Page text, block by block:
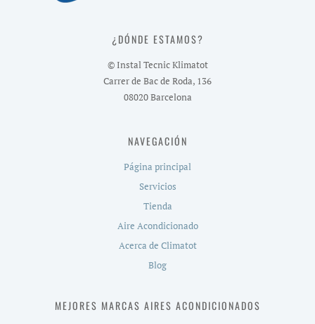
¿DÓNDE ESTAMOS?
© Instal Tecnic Klimatot
Carrer de Bac de Roda, 136
08020 Barcelona
NAVEGACIÓN
Página principal
Servicios
Tienda
Aire Acondicionado
Acerca de Climatot
Blog
MEJORES MARCAS AIRES ACONDICIONADOS